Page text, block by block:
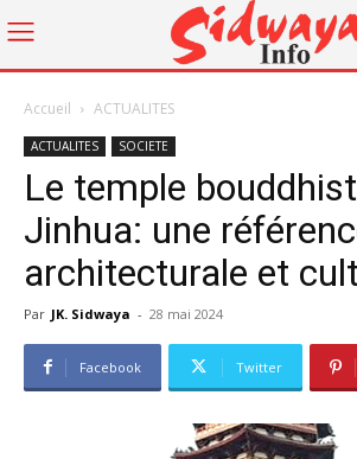
Accueil ACTUALITES
ACTUALITES SOCIETE
Le temple
Jinhua: une
architecturale et
Par JK. Sidwaya - 28 mai 2024
Facebook Twitter